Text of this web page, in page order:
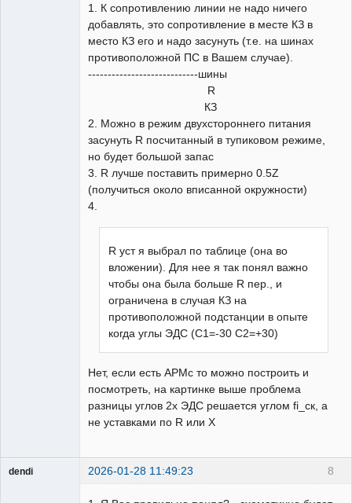
1. К сопротивлению линии не надо ничего
добавлять, это сопротивление в месте КЗ в
место КЗ его и надо засунуть (т.е. на шинах
противоположной ПС в Вашем случае).
----------------------------шины
R
КЗ
2. Можно в режим двухстороннего питания
засунуть R посчитанный в тупиковом режиме,
но будет большой запас
3. R лучше поставить примерно 0.5Z
(получиться около вписанной окружности)
4.
R уст я выбрал по таблице (она во
вложении). Для нее я так понял важно
чтобы она была больше R пер., и
ограничена в случая КЗ на
противоположной подстанции в опыте
когда углы ЭДС (С1=-30 С2=+30)
Нет, если есть АРМс то можно построить и
посмотреть, на картинке выше проблема
разницы углов 2х ЭДС решается углом fi_ск, а
не уставками по R или X
8
dendi 2026-01-28 11:49:23